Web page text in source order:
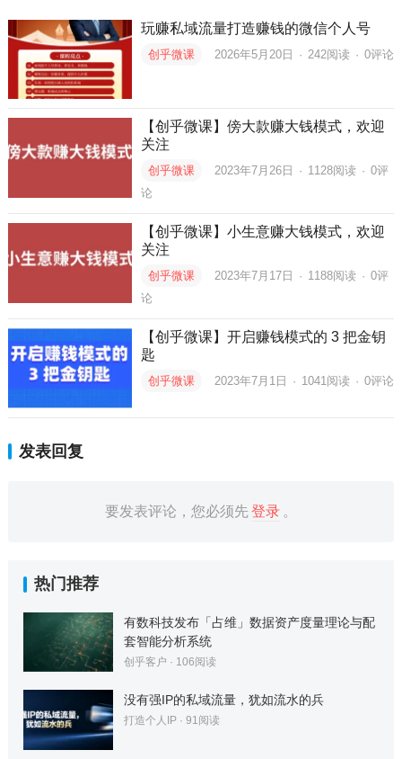
玩赚私域流量打造赚钱的微信个人号
创乎微课 2026年5月20日 · 242阅读 · 0评论
【创乎微课】傍大款赚大钱模式，欢迎
关注
创乎微课 2023年7月26日 · 1128阅读 · 0评
论
【创乎微课】小生意赚大钱模式，欢迎
关注
创乎微课 2023年7月17日 · 1188阅读 · 0评
论
【创乎微课】开启赚钱模式的 3 把金钥
匙
创乎微课 2023年7月1日 · 1041阅读 · 0评论
发表回复
要发表评论，您必须先登录 。
热门推荐
有数科技发布「占维」数据资产度量理论与配
套智能分析系统
创乎客户 · 106阅读
没有强IP的私域流量，犹如流水的兵
打造个人IP· 91阅读